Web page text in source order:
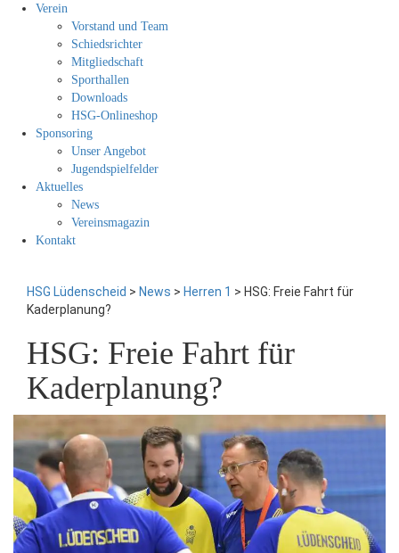
Verein
Vorstand und Team
Schiedsrichter
Mitgliedschaft
Sporthallen
Downloads
HSG-Onlineshop
Sponsoring
Unser Angebot
Jugendspielfelder
Aktuelles
News
Vereinsmagazin
Kontakt
HSG Lüdenscheid > News > Herren 1 > HSG: Freie Fahrt für
Kaderplanung?
HSG: Freie Fahrt für
Kaderplanung?